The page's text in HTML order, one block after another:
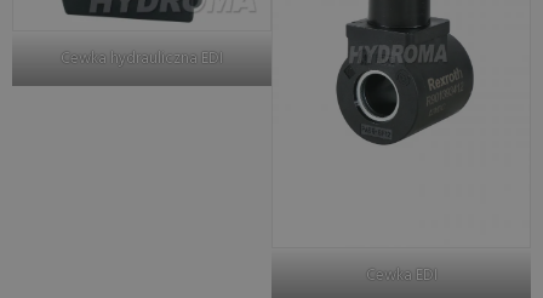
Cewka hydrauliczna EDI
Cewka EDI